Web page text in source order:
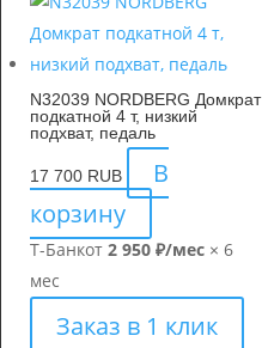
N32039 NORDBERG Домкрат
подкатной 4 т, низкий
подхват, педаль
17 700 RUB
В
корзину
Т-Банкот 2 950 ₽/мес × 6
мес
Заказ в 1 клик